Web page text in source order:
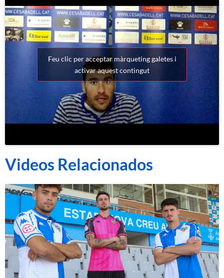
Feu clic per acceptar màrqueting galetes i
activar aquest contingut
Videos Relacionados